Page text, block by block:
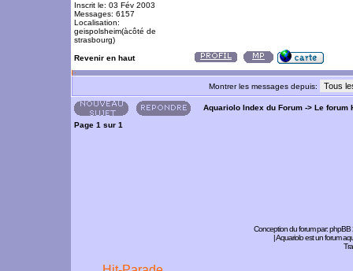
Inscrit le: 03 Fév 2003
Messages: 6157
Localisation:
geispolsheim(àcôté de
strasbourg)
Revenir en haut
Montrer les messages depuis:
Aquariolo Index du Forum -> Le forum
Page 1 sur 1
Conception du forum par:phpBB
| Aquariolo est un forum